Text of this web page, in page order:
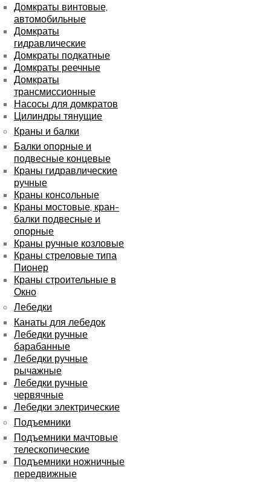
Домкраты винтовые,
автомобильные
Домкраты
гидравлические
Домкраты подкатные
Домкраты реечные
Домкраты
трансмиссионные
Насосы для домкратов
Цилиндры тянущие
Краны и балки
Балки опорные и
подвесные концевые
Краны гидравлические
ручные
Краны консольные
Краны мостовые, кран-
балки подвесные и
опорные
Краны ручные козловые
Краны стреловые типа
Пионер
Краны строительные в
Окно
Лебедки
Канаты для лебедок
Лебедки ручные
барабанные
Лебедки ручные
рычажные
Лебедки ручные
червячные
Лебедки электрические
Подъемники
Подъемники мачтовые
телескопические
Подъемники ножничные
передвижные